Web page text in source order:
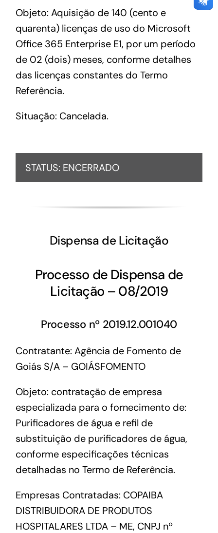
Objeto: Aquisição de 140 (cento e
quarenta) licenças de uso do Microsoft
Office 365 Enterprise E1, por um período
de 02 (dois) meses, conforme detalhes
das licenças constantes do Termo
Referência.
Situação: Cancelada.
STATUS: ENCERRADO
Dispensa de Licitação
Processo de Dispensa de
Licitação – 08/2019
Processo nº 2019.12.001040
Contratante: Agência de Fomento de
Goiás S/A – GOIÁSFOMENTO
Objeto: contratação de empresa
especializada para o fornecimento de:
Purificadores de água e refil de
substituição de purificadores de água,
conforme especificações técnicas
detalhadas no Termo de Referência.
Empresas Contratadas: COPAIBA
DISTRIBUIDORA DE PRODUTOS
HOSPITALARES LTDA – ME, CNPJ nº